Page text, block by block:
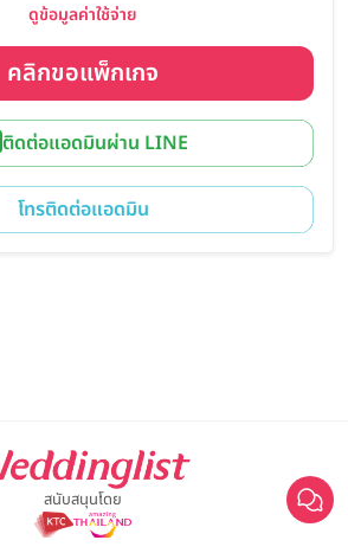
ดูข้อมูลค่าใช้จ่าย
คลิกขอแพ็กเกจ
ติดต่อแอดมินผ่าน LINE
โทรติดต่อแอดมิน
สนับสนุนโดย